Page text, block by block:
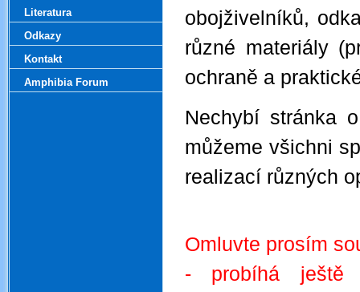
obojživelníků,
různé materiály
ochraně a
Nechybí stránka
můžeme všichni
realizací různých
Omluvte prosím
- probíhá ještě
Literatura
Odkazy
Kontakt
Amphibia Forum